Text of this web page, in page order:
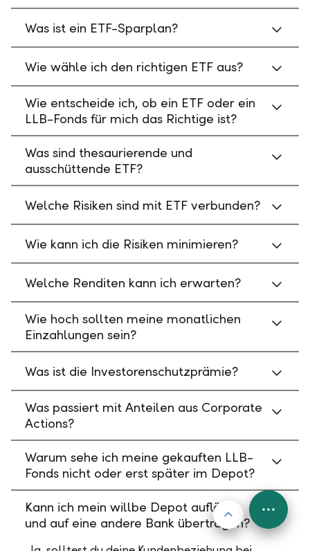
Was ist ein ETF-Sparplan?
Wie wähle ich den richtigen ETF aus?
Wie entscheide ich, ob ein ETF oder ein
LLB-Fonds für mich das Richtige ist?
Was sind thesaurierende und
ausschüttende ETF?
Welche Risiken sind mit ETF verbunden?
Wie kann ich die Risiken minimieren?
Welche Renditen kann ich erwarten?
Wie hoch sollten meine monatlichen
Einzahlungen sein?
Was ist die Investorenschutzprämie?
Was passiert mit Anteilen aus Corporate
Actions?
Warum sehe ich meine gekauften LLB-
Fonds nicht oder erst später im Depot?
Kann ich mein willbe Depot auflösen
und auf eine andere Bank übertragen?
Nach oben
FAB
Menu